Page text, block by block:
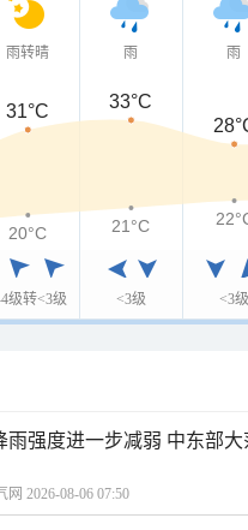
雨转晴
级转<3级
雨
<3级
雨
<3级
31°C
33°C
20°C 21°C
雨强度进一步减弱 中东部
网 2026-08-06 07:50